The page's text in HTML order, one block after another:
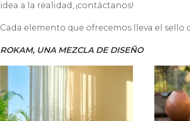
idea a la realidad, ¡contáctanos!
Cada elemento que ofrecemos lleva el sello
ROKAM, UNA MEZCLA DE DISEÑO